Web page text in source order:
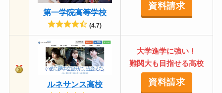
第一学院高等学校
(4.7)
資料請求
ルネサンス高校
大学進学に強い！
難関大も目指せる高校
資料請求